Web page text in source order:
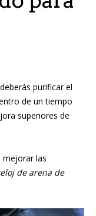
purificar el
de un tiempo
superiores de
mejorar las
de arena de